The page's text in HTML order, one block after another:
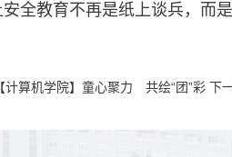
全教育不再是纸上谈兵，而
【计算机学院】童心聚力 共绘“团”彩 下